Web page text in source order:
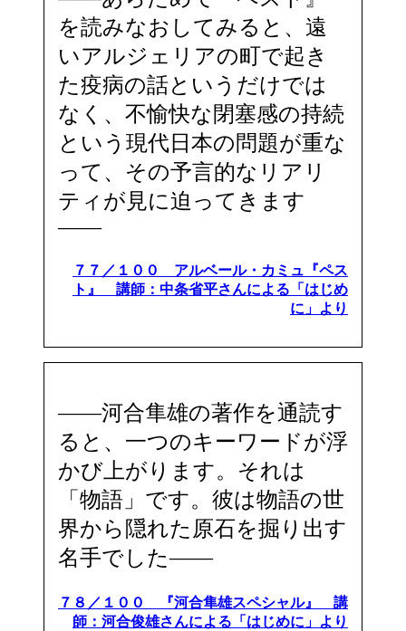
を読みなおしてみると、遠
いアルジェリアの町で起き
た疫病の話というだけでは
なく、不愉快な閉塞感の持続
という現代日本の問題が重な
って、その予言的なリアリ
ティが見に迫ってきます
――
７７／１００ アルベール・カミュ『ペス
ト』 講師：中条省平さんによる「はじめ
に」より
――河合隼雄の著作を通読す
ると、一つのキーワードが浮
かび上がります。それは
「物語」です。彼は物語の世
界から隠れた原石を掘り出す
名手でした――
７８／１００ 『河合隼雄スペシャル』 講
師：河合俊雄さんによる「はじめに」より